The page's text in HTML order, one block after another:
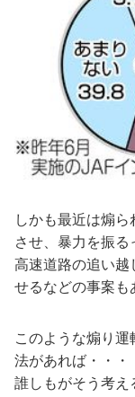
しかも最近は煽
させ、暴力を振る
高速道路の追い越
せるなどの事案も
このような煽り
法があれば・・・
誰しもがそう考え